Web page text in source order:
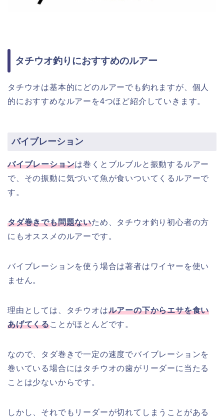
タチウオ釣りにおすすめのルアー
タチウオは基本的にどのルアーでも釣れますが、個人
的におすすめなルアーを4つほど紹介していきます。
バイブレーション
バイブレーションは巻くとブルブルと振動するルアー
で、その振動に気づいて魚が食いついてくるルアーで
す。
タダ巻きでも問題ないため、タチウオ釣り初心者の方
にもオススメのルアーです。
バイブレーションを使う場合は著者はワイヤーを使い
ません。
理由としては、タチウオはルアーの下からエサを食い
あげてくることがほとんどです。
なので、タダ巻きで一定の速度でバイブレーションを
巻いている場合にはタチウオの歯がリーダーに当たる
ことは少ないからです。
しかし、それでもリーダーが切れてしまうことがある